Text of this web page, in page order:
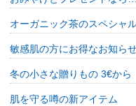
オーガニック茶のスペシャ
敏感肌の方にお得なお知ら
冬の小さな贈りもの 3€から
肌を守る噂の新アイテム